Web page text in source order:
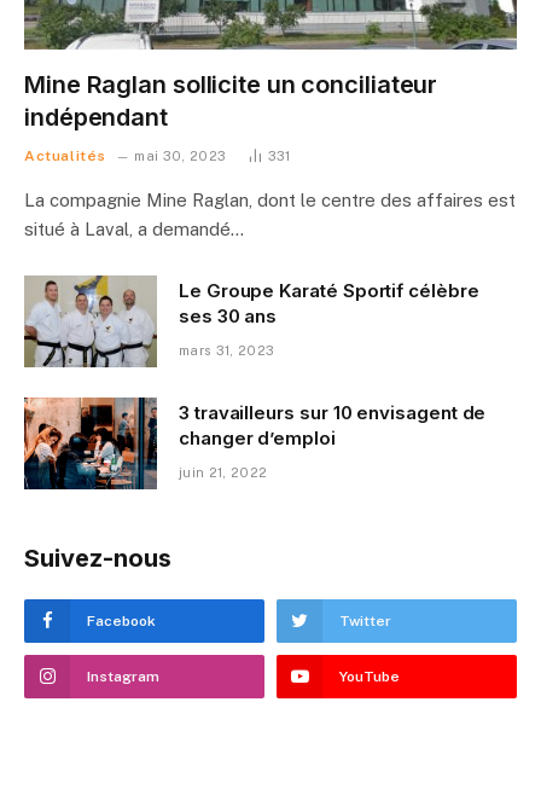
Mine Raglan sollicite un conciliateur
indépendant
Actualités mai 30, 2023 331
La compagnie Mine Raglan, dont le centre des affaires est
situé à Laval, a demandé…
Le Groupe Karaté Sportif célèbre
ses 30 ans
mars 31, 2023
3 travailleurs sur 10 envisagent de
changer d’emploi
juin 21, 2022
Suivez-nous
Facebook Twitter
Instagram YouTube